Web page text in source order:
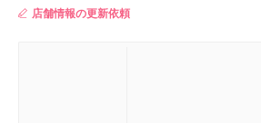
店舗情報の更新依頼